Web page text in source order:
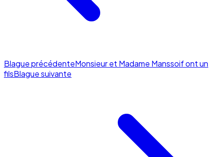
Blague précédenteMonsieur et Madame Manssoif ont un
filsBlague suivante